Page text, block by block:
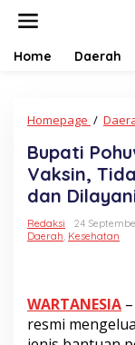
Home Daerah
Homepage /
Bupati
Vaksin,
dan
Redaksi
24
Daerah, Kesehatan
WARTANESIA
resmi